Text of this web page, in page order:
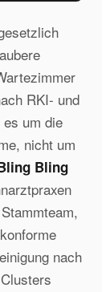
RKI- und
um die
nicht um
Bling
nach